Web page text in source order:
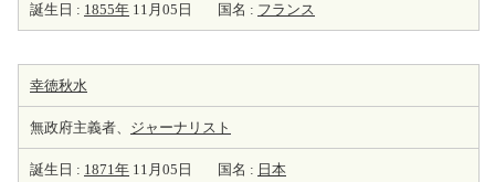
誕生日 : 1855年 11月05日 国名 : フランス
幸徳秋水
無政府主義者、 ジャーナリスト
誕生日 : 1871年 11月05日 国名 : 日本